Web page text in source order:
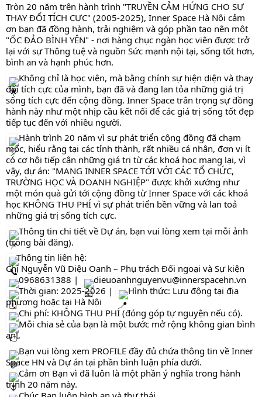
Tròn 20 năm trên hành trình "TRUYỀN CẢM HỨNG CHO SỰ
THAY ĐỔI TÍCH CỰC" (2005-2025), Inner Space Hà Nội cảm
ơn bạn đã đồng hành, trải nghiệm và góp phần tạo nên một
"ỐC ĐẢO BÌNH YÊN" - nơi hàng chục ngàn học viên được trở
lại với sự Thông tuệ và nguồn Sức mạnh nội tại, sống tốt hơn,
bình an và hạnh phúc hơn.
Không chỉ là học viên, mà bằng chính sự hiện diện và thay
đổi tích cực của mình, bạn đã và đang lan tỏa những giá trị
sống tích cực đến cộng đồng. Inner Space trân trọng sự đồng
hành này như một nhịp cầu kết nối để các giá trị sống tốt đẹp
tiếp tục đến với nhiều người.
Hành trình 20 năm vì sự phát triển cộng đồng đã chạm
mốc, hiểu rằng tại các tỉnh thành, rất nhiều cá nhân, đơn vị ít
có cơ hội tiếp cận những giá trị từ các khoá học mang lại, vì
vậy, dự án: "MANG INNER SPACE TỚI VỚI CÁC TỔ CHỨC,
TRƯỜNG HỌC VÀ DOANH NGHIỆP" được khởi xướng như
một món quà gửi tới cộng đồng từ Inner Space với các khoá
học KHÔNG THU PHÍ vì sự phát triển bền vững và lan toả
những giá trị sống tích cực.
Thông tin chi tiết về Dự án, bạn vui lòng xem tại mỗi ảnh
(trong bài đăng).
Thông tin liên hệ:
Chị Nguyễn Vũ Diệu Oanh – Phụ trách Đối ngoại và Sự kiện
0968631388 |
dieuoanhnguyenvu@innerspacehn.vn
Thời gian: 2025-2026 |
Hình thức: Lưu động tại địa
phương hoặc tại Hà Nội
Chi phí: KHÔNG THU PHÍ (đóng góp tự nguyện nếu có).
Mỗi chia sẻ của bạn là một bước mở rộng không gian bình
an!
Bạn vui lòng xem PROFILE đầy đủ chứa thông tin về Inner
Space HN và Dự án tại phần bình luận phía dưới.
Cảm ơn Bạn vì đã luôn là một phần ý nghĩa trong hành
trình 20 năm này.